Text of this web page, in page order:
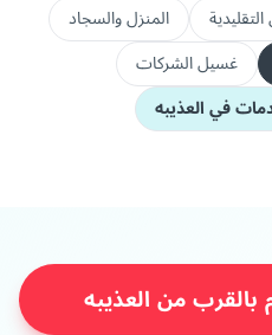
المنزل والسجاد
غسيل الشركات
في العذيبه
من العذيبه